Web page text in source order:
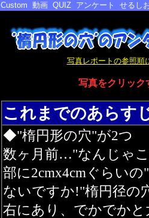
Custom 動画 QUIZ アンケート せるし
写真レポートの参照順
写真をクリック
これまでのあらす
◆"楕円形の穴"が2つ
数ヶ月前…"なんじゃ
部に2cmx4cmぐらい
ないですか!"楕円径の
右にあり、でかでか